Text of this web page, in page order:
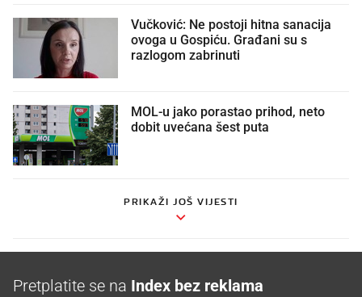
Vučković: Ne postoji hitna sanacija
ovoga u Gospiću. Građani su s
razlogom zabrinuti
MOL-u jako porastao prihod, neto
dobit uvećana šest puta
PRIKAŽI JOŠ VIJESTI
Pretplatite se na Index bez reklama